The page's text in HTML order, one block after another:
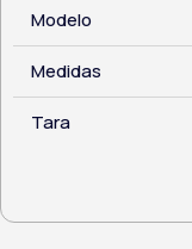
Modelo
Medidas
Tara